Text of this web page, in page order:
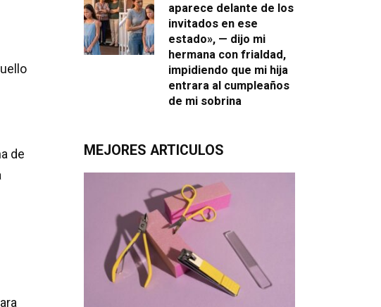
de
aparece delante de los
invitados en ese
estado», — dijo mi
hermana con frialdad,
impidiendo que mi hija
entrara al cumpleaños
de mi sobrina
MEJORES ARTICULOS